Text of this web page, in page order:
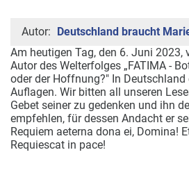
Autor: Deutschland braucht
Am heutigen Tag, den 6. Juni 2023,
Autor des Welterfolges „FATIMA -
oder der Hoffnung?" In
Auflagen. Wir bitten all unseren
Gebet seiner zu gedenken und ihn
empfehlen, für dessen Andacht er
Requiem aeterna dona ei, Domina!
Requiescat in pace!